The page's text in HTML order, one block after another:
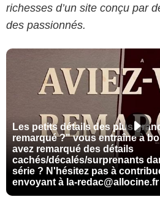
richesses d’un site conçu par
des passionnés.
Les petits détails des plus
remarqué ?" vous entraîne à
avez remarqué des détails
cachés/décalés/surprenants
série ? N'hésitez pas à
envoyant à la-redac@allocine.fr